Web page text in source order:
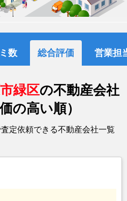
数 総合評価 営業担
緑区の不動産会社
の高い順）
定依頼できる不動産会社一覧